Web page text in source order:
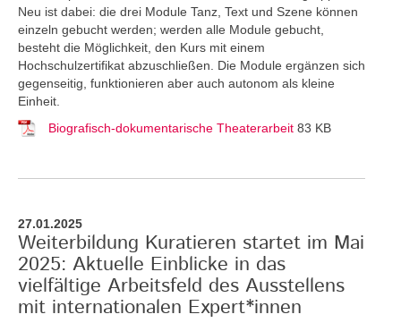
Neu ist dabei: die drei Module Tanz, Text und Szene können
einzeln gebucht werden; werden alle Module gebucht,
besteht die Möglichkeit, den Kurs mit einem
Hochschulzertifikat abzuschließen. Die Module ergänzen sich
gegenseitig, funktionieren aber auch autonom als kleine
Einheit.
Biografisch-dokumentarische Theaterarbeit 83 KB
27.01.2025
Weiterbildung Kuratieren startet im Mai
2025: Aktuelle Einblicke in das
vielfältige Arbeitsfeld des Ausstellens
mit internationalen Expert*innen